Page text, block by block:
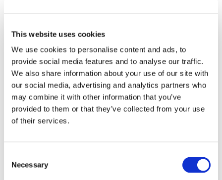
This website uses cookies
We use cookies to personalise content and ads, to
provide social media features and to analyse our traffic.
We also share information about your use of our site with
our social media, advertising and analytics partners who
may combine it with other information that you’ve
provided to them or that they’ve collected from your use
of their services.
Selection
Necessary
柔軟なケーブル展開
様々なケーブルサイズに対応